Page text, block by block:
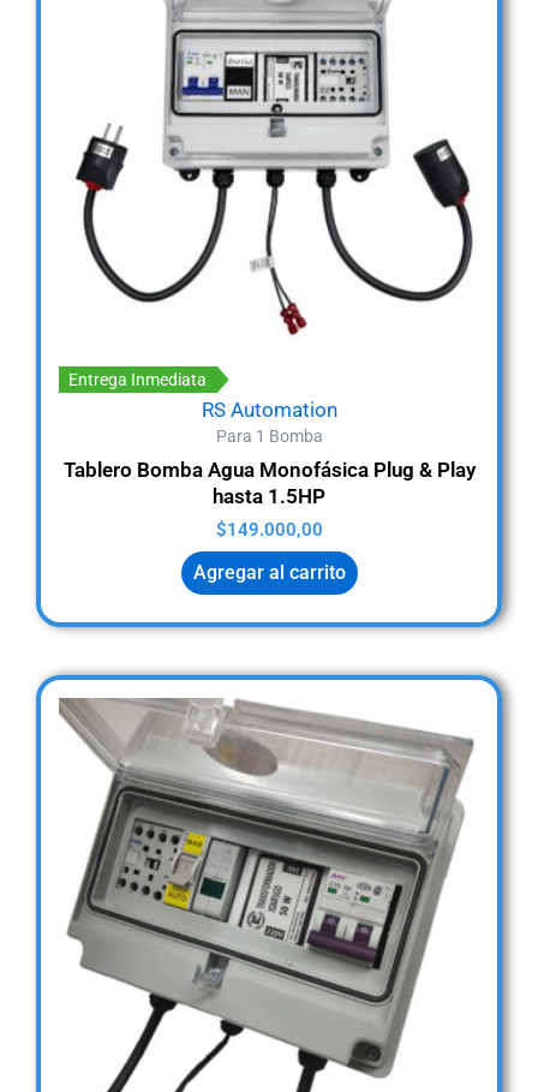
Entrega Inmediata
RS Automation
Para 1 Bomba
Tablero Bomba Agua Monofásica Plug & Play
hasta 1.5HP
$149.000,00
Agregar al carrito